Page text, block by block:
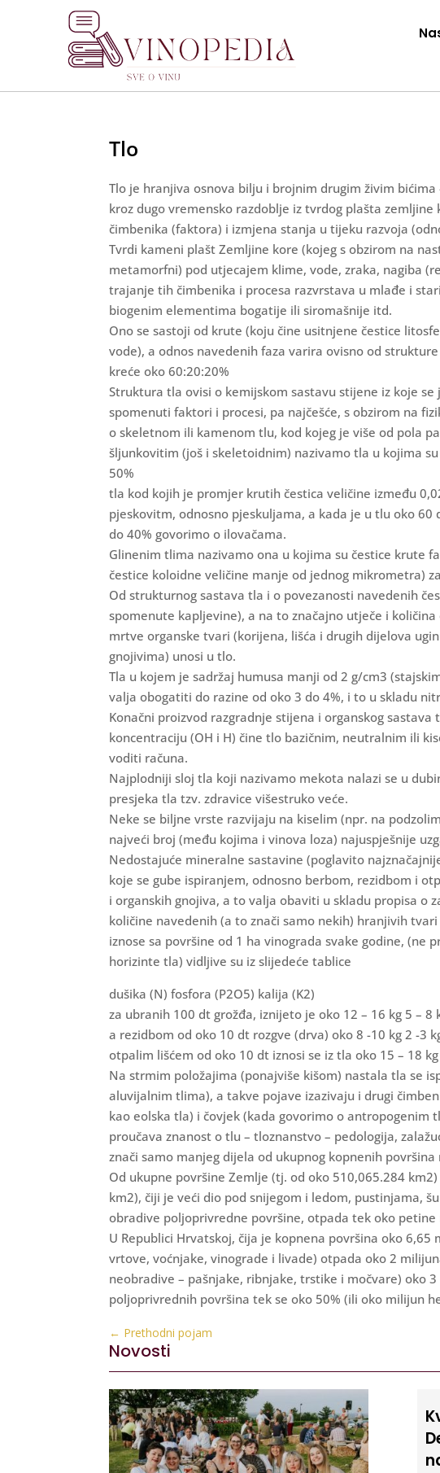
Tlo
Tlo je hranjiva osnova bilju i brojnim drugim živim
kroz dugo vremensko razdoblje iz tvrdog plašta
čimbenika (faktora) i izmjena stanja u tijeku razvoja
Tvrdi kameni plašt Zemljine kore (kojeg s obzirom na
metamorfni) pod utjecajem klime, vode, zraka, nagiba
trajanje tih čimbenika i procesa razvrstava u mlađe i
biogenim elementima bogatije ili siromašnije itd.
Ono se sastoji od krute (koju čine usitnjene čestice
vode), a odnos navedenih faza varira ovisno od
kreće oko 60:20:20%
Struktura tla ovisi o kemijskom sastavu stijene iz koje
spomenuti faktori i procesi, pa najčešće, s obzirom na
o skeletnom ili kamenom tlu, kod kojeg je više od pola
šljunkovitim (još i skeletoidnim) nazivamo tla u kojima
50%
tla kod kojih je promjer krutih čestica veličine između
pjeskovitm, odnosno pjeskuljama, a kada je u tlu oko
do 40% govorimo o ilovačama.
Glinenim tlima nazivamo ona u kojima su čestice krute
čestice koloidne veličine manje od jednog mikrometra)
Od strukturnog sastava tla i o povezanosti navedenih
spomenute kapljevine), a na to značajno utječe i
mrtve organske tvari (korijena, lišća i drugih dijelova
gnojivima) unosi u tlo.
Tla u kojem je sadržaj humusa manji od 2 g/cm3
valja obogatiti do razine od oko 3 do 4%, i to u skladu
Konačni proizvod razgradnje stijena i organskog
koncentraciju (OH i H) čine tlo bazičnim, neutralnim ili
voditi računa.
Najplodniji sloj tla koji nazivamo mekota nalazi se u
presjeka tla tzv. zdravice višestruko veće.
Neke se biljne vrste razvijaju na kiselim (npr. na
najveći broj (među kojima i vinova loza) najuspješnije
Nedostajuće mineralne sastavine (poglavito
koje se gube ispiranjem, odnosno berbom, rezidbom i
i organskih gnojiva, a to valja obaviti u skladu propisa o
količine navedenih (a to znači samo nekih) hranjivih
iznose sa površine od 1 ha vinograda svake godine, (ne
horizinte tla) vidljive su iz slijedeće tablice
dušika (N) fosfora (P2O5) kalija (K2)
za ubranih 100 dt grožđa, iznijeto je oko 12 – 16 kg 5 – 8
a rezidbom od oko 10 dt rozgve (drva) oko 8 -10 kg 2 -3
otpalim lišćem od oko 10 dt iznosi se iz tla oko 15 – 18
Na strmim položajima (ponajviše kišom) nastala tla se
aluvijalnim tlima), a takve pojave izazivaju i drugi
kao eolska tla) i čovjek (kada govorimo o
proučava znanost o tlu – tloznanstvo – pedologija,
znači samo manjeg dijela od ukupnog kopnenih površina
Od ukupne površine Zemlje (tj. od oko 510,065.284
km2), čiji je veći dio pod snijegom i ledom, pustinjama,
obradive poljoprivredne površine, otpada tek oko petine
U Republici Hrvatskoj, čija je kopnena površina oko
vrtove, voćnjake, vinograde i livade) otpada oko 2
neobradive – pašnjake, ribnjake, trstike i močvare) oko
poljoprivrednih površina tek se oko 50% (ili oko milijun
← Prethodni pojam
Novosti